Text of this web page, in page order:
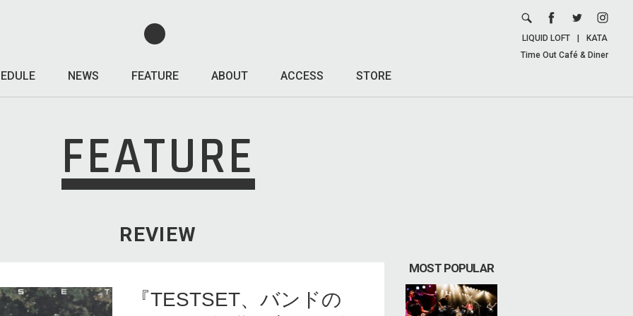
NEWS FEATURE ABOUT ACCESS STORE
LIQUID LOFT
KATA
Time Out Café & Diner
FEATURE
REVIEW
『TESTSET、バンドの
MOST POPULAR